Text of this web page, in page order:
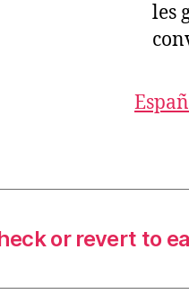
les
or revert to